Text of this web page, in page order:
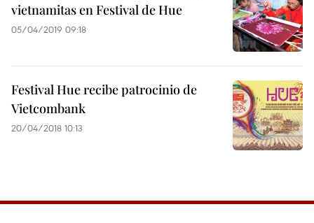
vietnamitas en Festival de Hue
05/04/2019 09:18
Festival Hue recibe patrocinio de
Vietcombank
20/04/2018 10:13